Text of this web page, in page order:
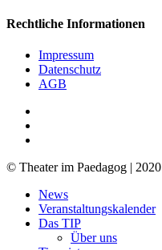
Rechtliche Informationen
Impressum
Datenschutz
AGB
© Theater im Paedagog | 2020
Close
Menu
News
Veranstaltungskalender
Das TIP
Über uns